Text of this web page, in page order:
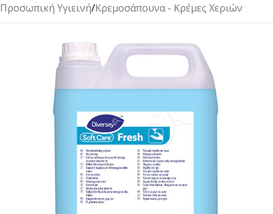
Προσωπική Υγιεινή/Κρεμοσάπουνα - Κρέμες Χεριών